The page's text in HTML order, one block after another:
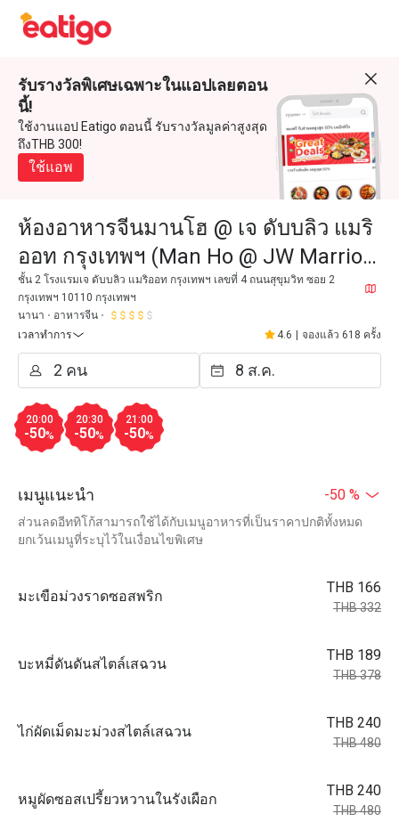
รับรางวัลพิเศษเฉพาะในแอปเลยตอน
นี้!
ใช้งานแอป Eatigo ตอนนี้ รับรางวัลมูลค่าสูงสุด
ถึงTHB 300!
ใช้แอพ
ห้องอาหารจีนมานโฮ @ เจ ดับบลิว แมริ
ออท กรุงเทพฯ (Man Ho @ JW Marriott
Bangkok)
ชั้น 2 โรงแรมเจ ดับบลิว แมริออท กรุงเทพฯ เลขที่ 4 ถนนสุขุมวิท ซอย 2
กรุงเทพฯ 10110 กรุงเทพฯ
นานา
อาหารจีน
เวลาทำการ
4.6 จองแล้ว 618 ครั้ง
20:00
-50%
20:30
-50%
21:00
-50%
เมนูแนะนำ -50 %
ส่วนลดอีททิโก้สามารถใช้ได้กับเมนูอาหารที่เป็นราคาปกติทั้งหมด
ยกเว้นเมนูที่ระบุไว้ในเงื่อนไขพิเศษ
มะเขือม่วงราดซอสพริก
THB 166
THB 332
บะหมี่ดันดันสไตล์เสฉวน
THB 189
THB 378
ไก่ผัดเม็ดมะม่วงสไตล์เสฉวน
THB 240
THB 480
หมูผัดซอสเปรี้ยวหวานในรังเผือก
THB 240
THB 480